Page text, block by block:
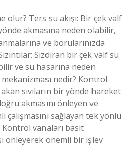
olur? Ters su akışı: Bir çek valf
yönde akmasına neden olabilir,
ve borularınızda
Sızdıran bir çek valf su
ve su hasarına neden
nedir? Kontrol
sıvıların bir yönde hareket
akmasını önleyen ve
sağlayan tek yönlü
Kontrol vanaları basit
önleyerek önemli bir işlev